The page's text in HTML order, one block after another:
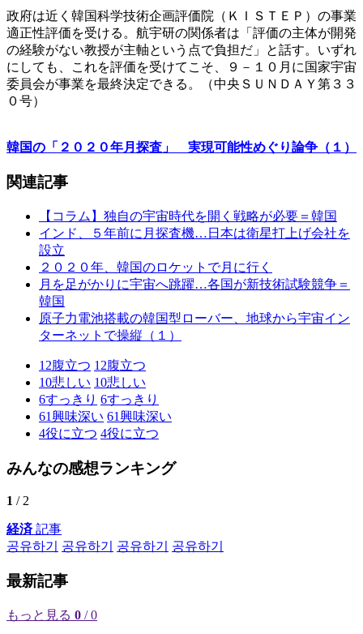
政府は近く韓国科学技術企画評価院（ＫＩＳＴＥＰ）の事業
適正性評価を受ける。航宇研の関係者は「評価の主体が開発
の経験がない教授が主軸という点で負担だ」と話す。いずれ
にしても、これを評価を受けてこそ、９－１０月に国家宇宙
委員会が事業を最終決定できる。（中央ＳＵＮＤＡＹ第３３
０号）
韓国の「２０２０年月探査」 実現可能性めぐり論争（１）
関連記事
【コラム】独自の宇宙時代を開く戦略が必要＝韓国
インド、５年前に月探査機…日本は衛星打上げ会社を
設立
２０２０年、韓国のロケットで月に行く
月を足がかりに宇宙へ跳躍…各国が新技術試験競争＝
韓国
原子力電池搭載の韓国型ローバー、地球から宇宙イン
ターネットで操縦（１）
12腹立つ 12腹立つ
10悲しい 10悲しい
6すっきり 6すっきり
61興味深い 61興味深い
4役に立つ 4役に立つ
みんなの感想ランキング
1 / 2
経済記事
공유하기
공유하기 공유하기 공유하기
最新記事
もっと見る 0 / 0